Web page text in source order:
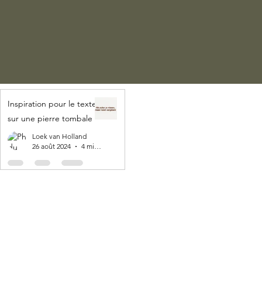
Inspiration pour le texte
sur une pierre tombale
Loek van Holland
26 août 2024
4 min de lecture